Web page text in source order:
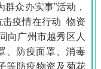
众办实事”活动，
击疫情在行动 物资
向广州市越秀区人
、防疫面罩、消毒
等防疫物资及菊花